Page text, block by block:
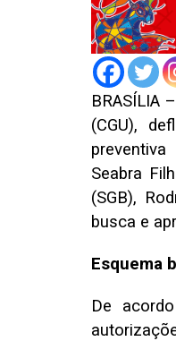
BRASÍLIA
(CGU),
Seabra
(SGB),
busca e
Esquema
De